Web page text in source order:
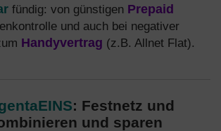
fündig: von günstigen Prepaid
und auch bei negativer
Handyvertrag (z.B. Allnet Flat).
: Festnetz und
und sparen